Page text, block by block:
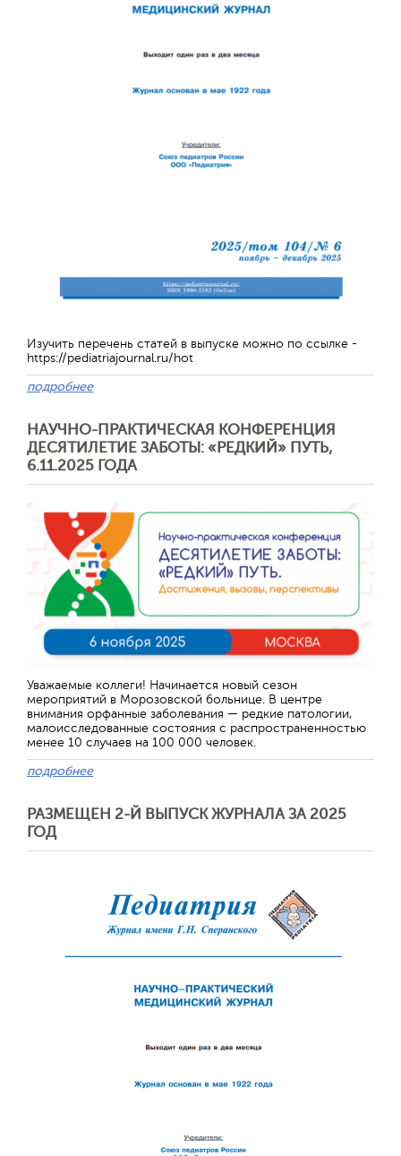
Изучить перечень статей в выпуске можно по ссылке -
https://pediatriajournal.ru/hot
подробнее
НАУЧНО-ПРАКТИЧЕСКАЯ КОНФЕРЕНЦИЯ
ДЕСЯТИЛЕТИЕ ЗАБОТЫ: «РЕДКИЙ» ПУТЬ,
6.11.2025 ГОДА
Уважаемые коллеги! Начинается новый сезон
мероприятий в Морозовской больнице. В центре
внимания орфанные заболевания — редкие патологии,
малоисследованные состояния с распространенностью
менее 10 случаев на 100 000 человек.
подробнее
РАЗМЕЩЕН 2-Й ВЫПУСК ЖУРНАЛА ЗА 2025
ГОД
Отправить